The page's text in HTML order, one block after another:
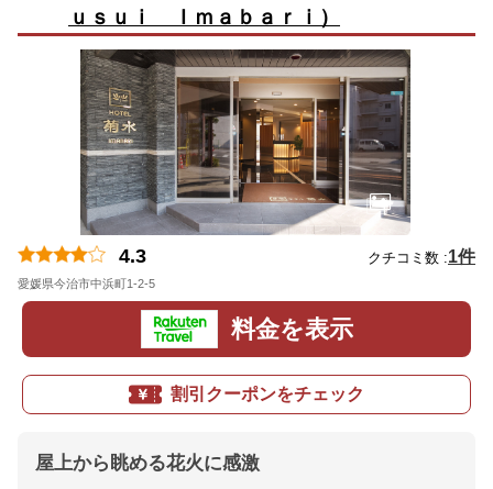
ｕｓｕｉ Ｉｍａｂａｒｉ）
4.3 クチコミ数 :1件
愛媛県今治市中浜町1-2-5
料金を表示
割引クーポンをチェック
屋上から眺める花火に感激